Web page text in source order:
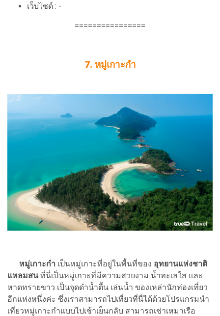
เว็บไซต์ : -
================
7. หมู่เกาะกำ
หมู่เกาะกำ เป็นหมู่เกาะที่อยู่ในพื้นที่ของ อุทยานแห่งชาติ
แหลมสนที่นี่เป็นหมู่เกาะที่มีความสวยงาม น้ำทะเลใส และ
หาดทรายขาว เป็นจุดดำน้ำตื้น เล่นน้ำ ของเหล่านักท่องเที่ยว
อีกแห่งหนึ่งค่ะ ซึ่งเราสามารถไปเที่ยวที่นี่ได้ด้วยโปรแกรมนำ
เที่ยวหมู่เกาะกำแบบไปเช้าเย็นกลับ สามารถเช่าเหมาเรือ